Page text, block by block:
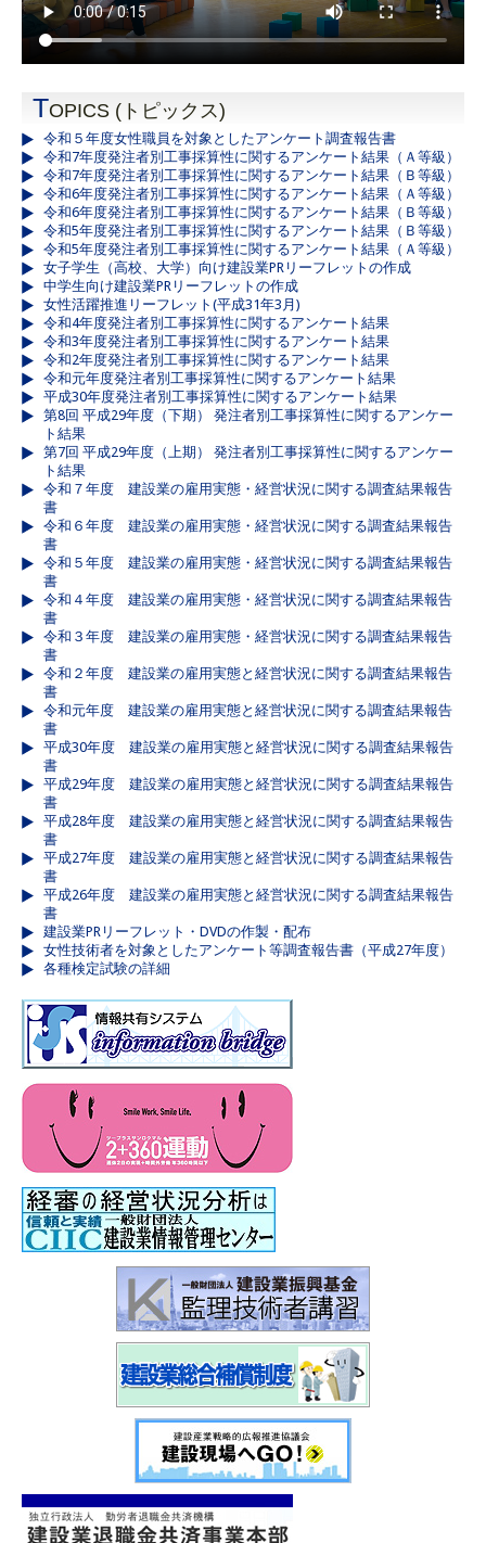
TOPICS (トピックス)
令和５年度女性職員を対象としたアンケート調査報告書
令和7年度発注者別工事採算性に関するアンケート結果（Ａ等級）
令和7年度発注者別工事採算性に関するアンケート結果（Ｂ等級）
令和6年度発注者別工事採算性に関するアンケート結果（Ａ等級）
令和6年度発注者別工事採算性に関するアンケート結果（Ｂ等級）
令和5年度発注者別工事採算性に関するアンケート結果（Ｂ等級）
令和5年度発注者別工事採算性に関するアンケート結果（Ａ等級）
女子学生（高校、大学）向け建設業PRリーフレットの作成
中学生向け建設業PRリーフレットの作成
女性活躍推進リーフレット(平成31年3月)
令和4年度発注者別工事採算性に関するアンケート結果
令和3年度発注者別工事採算性に関するアンケート結果
令和2年度発注者別工事採算性に関するアンケート結果
令和元年度発注者別工事採算性に関するアンケート結果
平成30年度発注者別工事採算性に関するアンケート結果
第8回 平成29年度（下期） 発注者別工事採算性に関するアンケー
ト結果
第7回 平成29年度（上期） 発注者別工事採算性に関するアンケー
ト結果
令和７年度 建設業の雇用実態・経営状況に関する調査結果報告
書
令和６年度 建設業の雇用実態・経営状況に関する調査結果報告
書
令和５年度 建設業の雇用実態・経営状況に関する調査結果報告
書
令和４年度 建設業の雇用実態・経営状況に関する調査結果報告
書
令和３年度 建設業の雇用実態・経営状況に関する調査結果報告
書
令和２年度 建設業の雇用実態と経営状況に関する調査結果報告
書
令和元年度 建設業の雇用実態と経営状況に関する調査結果報告
書
平成30年度 建設業の雇用実態と経営状況に関する調査結果報告
書
平成29年度 建設業の雇用実態と経営状況に関する調査結果報告
書
平成28年度 建設業の雇用実態と経営状況に関する調査結果報告
書
平成27年度 建設業の雇用実態と経営状況に関する調査結果報告
書
平成26年度 建設業の雇用実態と経営状況に関する調査結果報告
書
建設業PRリーフレット・DVDの作製・配布
女性技術者を対象としたアンケート等調査報告書（平成27年度）
各種検定試験の詳細